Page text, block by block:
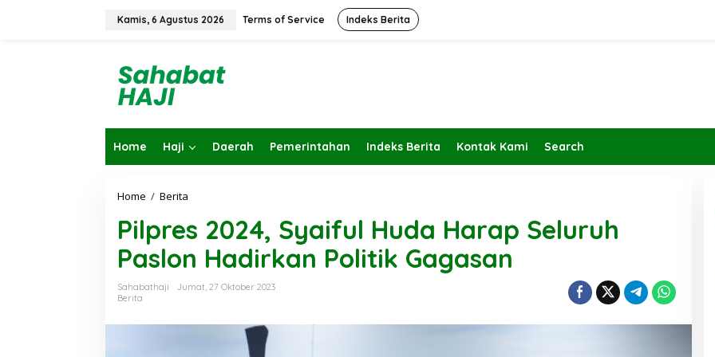
Kamis, 6 Agustus 2026 Terms of Service Indeks Berita
Home Haji Daerah Pemerintahan Indeks Berita Kontak Kami Search
Home / Berita
l
p
r
e
s
2
Pilpres 2024, Syaiful Huda Harap Seluruh
Paslon Hadirkan Politik Gagasan
Sahabathaji
Jumat, 27 Oktober 2023
Berita